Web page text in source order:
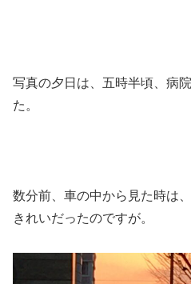
写真の夕日は、五時半頃、病
た。
数分前、車の中から見た時は
きれいだったのですが。